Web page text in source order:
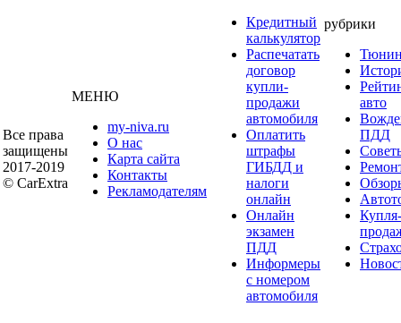
Все права
защищены
2017-2019
© CarExtra
МЕНЮ
my-niva.ru
О нас
Карта сайта
Контакты
Рекламодателям
Кредитный
калькулятор
Распечатать
договор
купли-
продажи
автомобиля
Оплатить
штрафы
ГИБДД и
налоги
онлайн
Онлайн
экзамен
ПДД
Информеры
с номером
автомобиля
рубрики
авто
ПДД
Купля-